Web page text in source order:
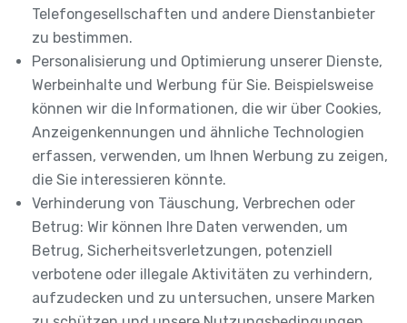
Telefongesellschaften und andere Dienstanbieter
zu bestimmen.
Personalisierung und Optimierung unserer Dienste,
Werbeinhalte und Werbung für Sie. Beispielsweise
können wir die Informationen, die wir über Cookies,
Anzeigenkennungen und ähnliche Technologien
erfassen, verwenden, um Ihnen Werbung zu zeigen,
die Sie interessieren könnte.
Verhinderung von Täuschung, Verbrechen oder
Betrug: Wir können Ihre Daten verwenden, um
Betrug, Sicherheitsverletzungen, potenziell
verbotene oder illegale Aktivitäten zu verhindern,
aufzudecken und zu untersuchen, unsere Marken